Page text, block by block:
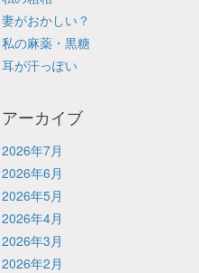
妻がおかしい？
私の麻薬・黒糖
耳が汗っぽい
アーカイブ
2026年7月
2026年6月
2026年5月
2026年4月
2026年3月
2026年2月